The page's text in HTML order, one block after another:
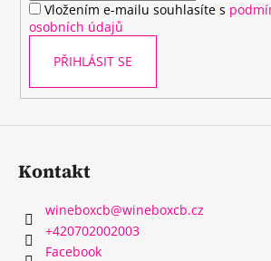
Vložením e-mailu souhlasíte s
osobních údajů
PŘIHLÁSIT SE
Kontakt
wineboxcb@wineboxcb.cz
+420702002003
Facebook